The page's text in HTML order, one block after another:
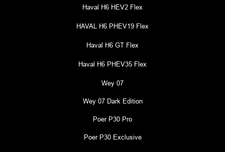
Haval H6 HEV2 Flex
HAVAL H6 PHEV19 Flex
Haval H6 GT Flex
Haval H6 PHEV35 Flex
Wey 07
Wey 07 Dark Edition
Poer P30 Pro
Poer P30 Exclusive